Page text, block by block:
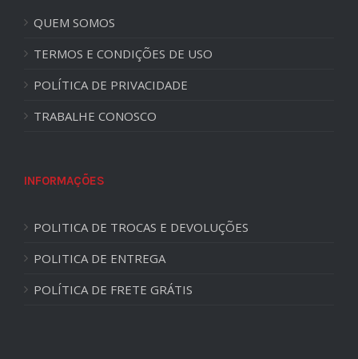
QUEM SOMOS
TERMOS E CONDIÇÕES DE USO
POLÍTICA DE PRIVACIDADE
TRABALHE CONOSCO
INFORMAÇÕES
POLITICA DE TROCAS E DEVOLUÇÕES
POLITICA DE ENTREGA
POLÍTICA DE FRETE GRÁTIS